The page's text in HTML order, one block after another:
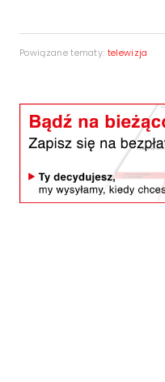
Powiązane tematy: telewizja